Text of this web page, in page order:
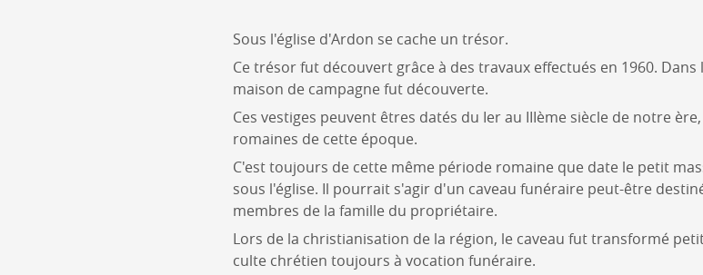
Caveaux de dégustation
Hébergement
Accès
Sous l'église d'Ardon se cache un trésor.
Ce trésor fut découvert grâce à des travaux effectués en 1960.
maison de campagne fut découverte.
Ces vestiges peuvent êtres datés du Ier au IIIème siècle de notre
romaines de cette époque.
C'est toujours de cette même période romaine que date le petit
sous l'église. Il pourrait s'agir d'un caveau funéraire peut-être
membres de la famille du propriétaire.
Lors de la christianisation de la région, le caveau fut transformé
culte chrétien toujours à vocation funéraire.